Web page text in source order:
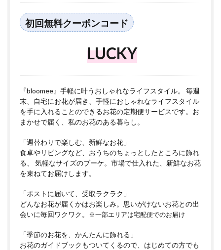
初回無料クーポンコード
LUCKY
『bloomee』手軽に叶うおしゃれなライフスタイル。 毎週
末、自宅にお花が届き、手軽におしゃれなライフスタイル
を手に入れることのできるお花の定期便サービスです。お
まかせで届く、私のお花のある暮らし。
「週替わりで楽しむ、新鮮なお花」
食卓やリビングなど、おうちのちょっとしたところに飾れ
る、 気軽なサイズのブーケ。市場で仕入れた、新鮮なお花
を束ねてお届けします。
「ポストに届いて、受取ラクラク」
どんなお花が届くかはお楽しみ。思いがけないお花との出
会いに毎回ワクワク。
※一部エリアは宅配便でのお届け
「季節のお花を、かんたんに飾れる」
お花のガイドブックもついてくるので、はじめての方でも